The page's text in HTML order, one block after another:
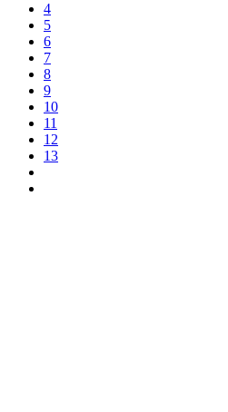
4
5
6
7
8
9
10
11
12
13